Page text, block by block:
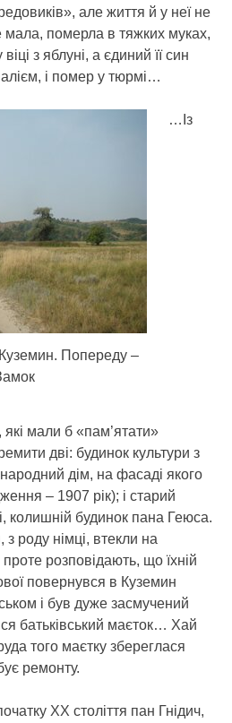
але життя й у неї не
мала, померла в тяжких муках,
з яблуні, а єдиний її син
і помер у тюрмі…
Попереду –
…Із
які мали б «пам’ятати»
дві: будинок культури з
дім, на фасаді якого
– 1907 рік); і старий
колишній будинок пана Геюса.
роду німці, втекли на
проте розповідають, що їхній
повернувся в Куземин
і був дуже засмучений
батьківський маєток… Хай
того маєтку збереглася
ремонту.
ХХ століття пан Гнідич,